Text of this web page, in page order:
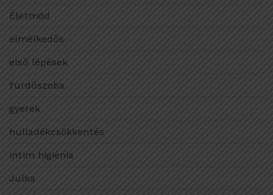
Életmód
elmélkedős
első lépések
fürdőszoba
gyerek
hulladékcsökkentés
intim higiénia
Julka